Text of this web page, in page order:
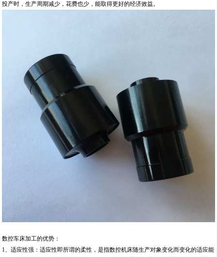
投产时，生产周期减少，花费也少，能取得更好的经济效益。
数控车床加工的优势：
1、适应性强：适应性即所谓的柔性，是指数控机床随生产对象变化而变化的适应能